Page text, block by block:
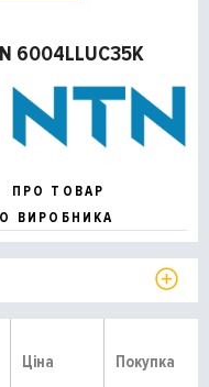
6004LLUC35K
ПРО ТОВАР
ВИРОБНИКА
Ціна Покупка